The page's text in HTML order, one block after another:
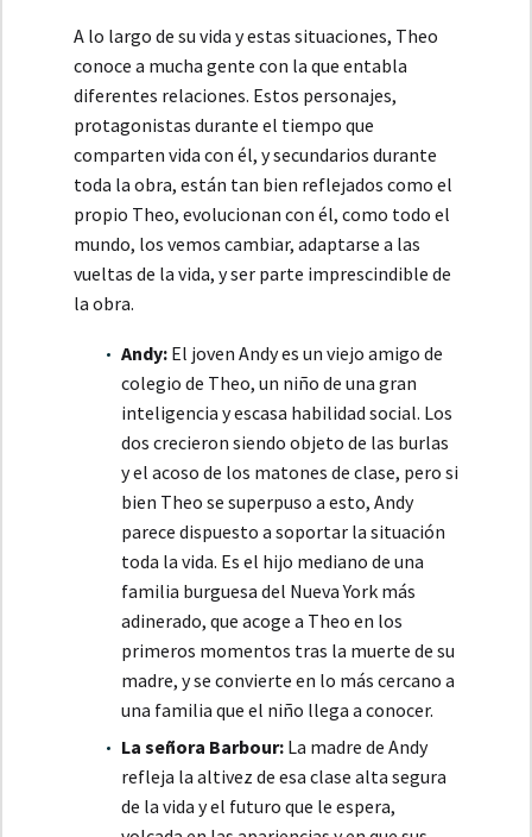
A lo largo de su vida y estas situaciones, Theo
conoce a mucha gente con la que entabla
diferentes relaciones. Estos personajes,
protagonistas durante el tiempo que
comparten vida con él, y secundarios durante
toda la obra, están tan bien reflejados como el
propio Theo, evolucionan con él, como todo el
mundo, los vemos cambiar, adaptarse a las
vueltas de la vida, y ser parte imprescindible de
la obra.
Andy: El joven Andy es un viejo amigo de
colegio de Theo, un niño de una gran
inteligencia y escasa habilidad social. Los
dos crecieron siendo objeto de las burlas
y el acoso de los matones de clase, pero si
bien Theo se superpuso a esto, Andy
parece dispuesto a soportar la situación
toda la vida. Es el hijo mediano de una
familia burguesa del Nueva York más
adinerado, que acoge a Theo en los
primeros momentos tras la muerte de su
madre, y se convierte en lo más cercano a
una familia que el niño llega a conocer.
La señora Barbour: La madre de Andy
refleja la altivez de esa clase alta segura
de la vida y el futuro que le espera,